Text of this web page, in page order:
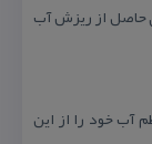
حاصل از ریزش آب
آب خود را از این